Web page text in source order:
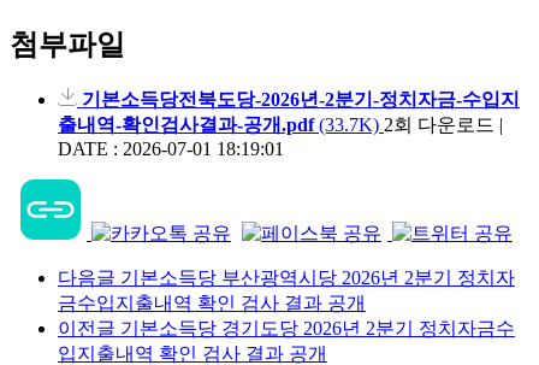
첨부파일
기본소득당전북도당-2026년-2분기-정치자금-수입지
출내역-확인검사결과-공개.pdf(33.7K) 2회 다운로드 |
DATE : 2026-07-01 18:19:01
다음글 기본소득당 부산광역시당 2026년 2분기 정치자
금수입지출내역 확인 검사 결과 공개
이전글 기본소득당 경기도당 2026년 2분기 정치자금수
입지출내역 확인 검사 결과 공개